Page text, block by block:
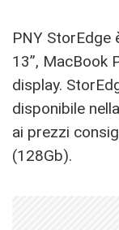
PNY StorEdge
13”, MacBook
display.
disponibile
ai prezzi
(128Gb).